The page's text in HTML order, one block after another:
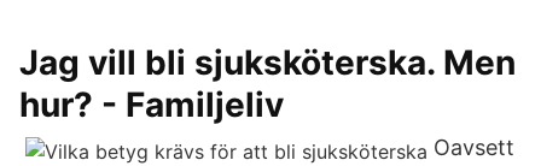
Jag vill bli sjuksköterska. Men
hur? - Familjeliv
Oavsett